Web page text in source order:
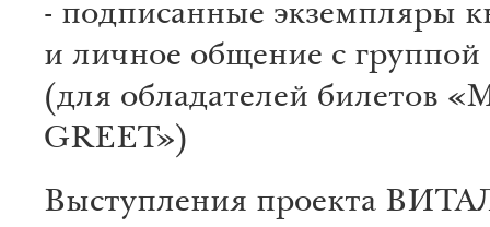
- подписанные экземпляры
и личное общение с группой
(для обладателей билетов
GREET»)
Выступления проекта